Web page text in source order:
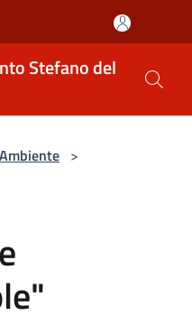
Stefano del
Ambiente >